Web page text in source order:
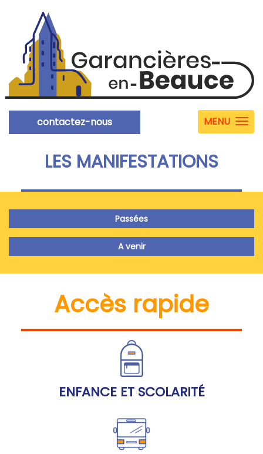
contactez-nous MENU
LES MANIFESTATIONS
Passées
A venir
Accès rapide
ENFANCE ET SCOLARITÉ